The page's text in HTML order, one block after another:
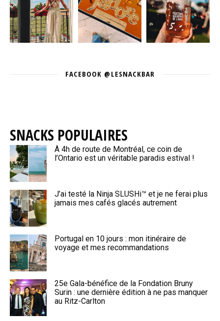
FACEBOOK @LESNACKBAR
SNACKS POPULAIRES
À 4h de route de Montréal, ce coin de
l’Ontario est un véritable paradis estival !
J’ai testé la Ninja SLUSHi™ et je ne ferai plus
jamais mes cafés glacés autrement
Portugal en 10 jours : mon itinéraire de
voyage et mes recommandations
25e Gala-bénéfice de la Fondation Bruny
Surin : une dernière édition à ne pas manquer
au Ritz-Carlton